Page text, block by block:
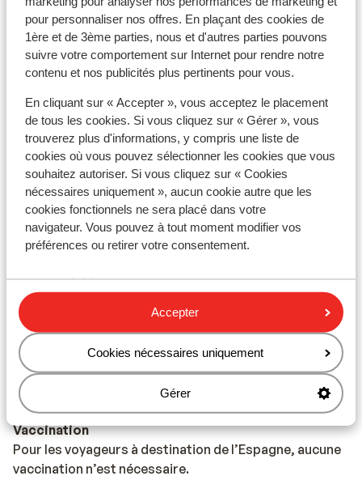
pour personnaliser nos offres. En plaçant des cookies de
1ère et de 3ème parties, nous et d'autres parties pouvons
suivre votre comportement sur Internet pour rendre notre
contenu et nos publicités plus pertinents pour vous.
En cliquant sur « Accepter », vous acceptez le placement
de tous les cookies. Si vous cliquez sur « Gérer », vous
trouverez plus d'informations, y compris une liste de
cookies où vous pouvez sélectionner les cookies que vous
souhaitez autoriser. Si vous cliquez sur « Cookies
nécessaires uniquement », aucun cookie autre que les
cookies fonctionnels ne sera placé dans votre
navigateur. Vous pouvez à tout moment modifier vos
préférences ou retirer votre consentement.
Accepter
Cookies nécessaires uniquement
Gérer
transformateur/adaptateur n'est pas nécessaire.
Alimentation
L'Espagne est connue pour les tapas, la paella et la
Numéro d’urgence
Le numéro d’urgence en Espagne pour les services de
police, d’ambulance et incendie est le 112.
Documents de voyage
Vous devez être en possession d’un passeport ou
d’une carte d’identité en cours de validité. Vos
responsabilité.
Attention : au moins des participants au séjour doit
être âgé de 18 ans ou plus.
Voyager avec les bons documents relève de votre
responsabilité. Sunweb ne peut en être tenu
responsable.
Vaccination
Pour les voyageurs à destination de l’Espagne, aucune
vaccination n’est nécessaire.